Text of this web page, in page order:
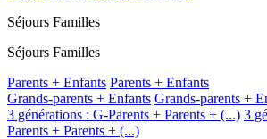
Séjours Familles
Séjours Familles
Parents + Enfants Parents + Enfants
Grands-parents + Enfants Grands-parents +
3 générations : G-Parents + Parents + (...) 3
Parents + Parents + (...)